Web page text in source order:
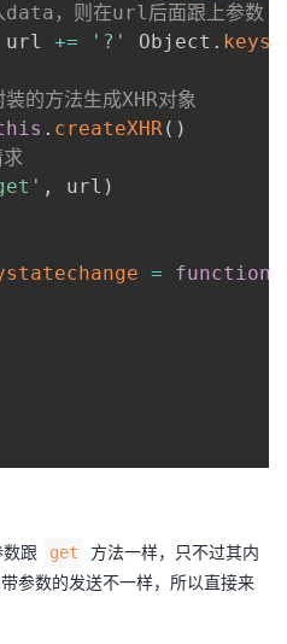
，则在url后面跟上参数
url += '?' Object . keys
的方法生成XHR对象
. createXHR( )
, url )
= function
数跟 get
方法一样，只不过其内
参数的发送不一样，所以直接来